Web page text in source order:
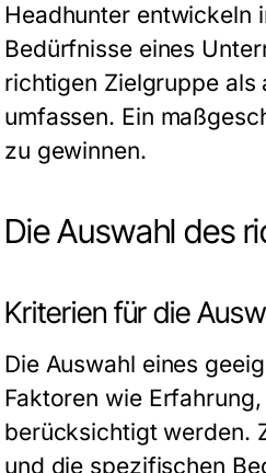
Headhunter entwickeln
Bedürfnisse eines
richtigen Zielgruppe als
umfassen. Ein
zu gewinnen.
Die Auswahl des
Kriterien für die
Die Auswahl eines
Faktoren wie
berücksichtigt werden.
und die spezifischen